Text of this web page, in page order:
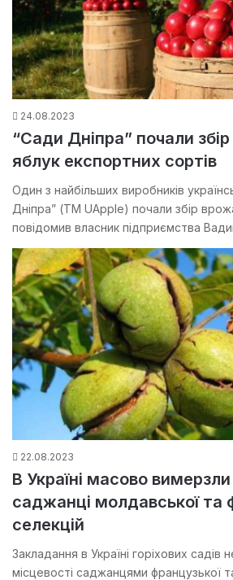
24.08.2023
“Сади Дніпра” почали
яблук експортних сортів
Один з найбільших виробників
Дніпра” (ТМ UApple) почали збір
повідомив власник підприємства
22.08.2023
В Україні масово вимерзли
саджанці молдавської та
селекцій
Закладання в Україні горіхових садів
місцевості саджанцями французької